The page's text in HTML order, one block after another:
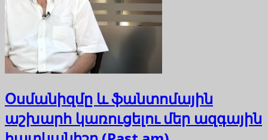
Օսմանիզմը և ֆանտոմային
աշխարհ կառուցելու մեր ազգային